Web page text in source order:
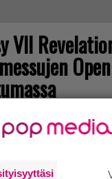
VII